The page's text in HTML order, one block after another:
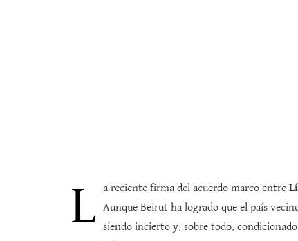
L a reciente firma del acuerdo marco entre
Aunque Beirut ha logrado que el país
siendo incierto y, sobre todo,